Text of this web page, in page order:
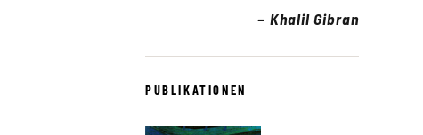
Khalil Gibran
PUBLIKATIONEN